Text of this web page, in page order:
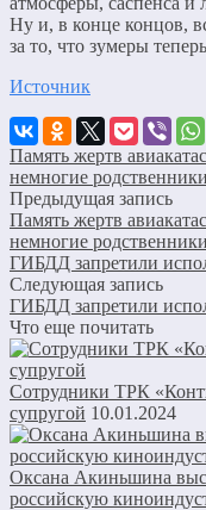
Ну и, в конце концов,
за то, что зумеры
Источник
Память жертв
немногие
Предыдущая запись
Память жертв
немногие
ГИБДД запретили
Следующая запись
ГИБДД запретили
Что еще почитать
Сотрудники ТРК
супругой 10.01.2024
Оксана Акиньшина
российскую